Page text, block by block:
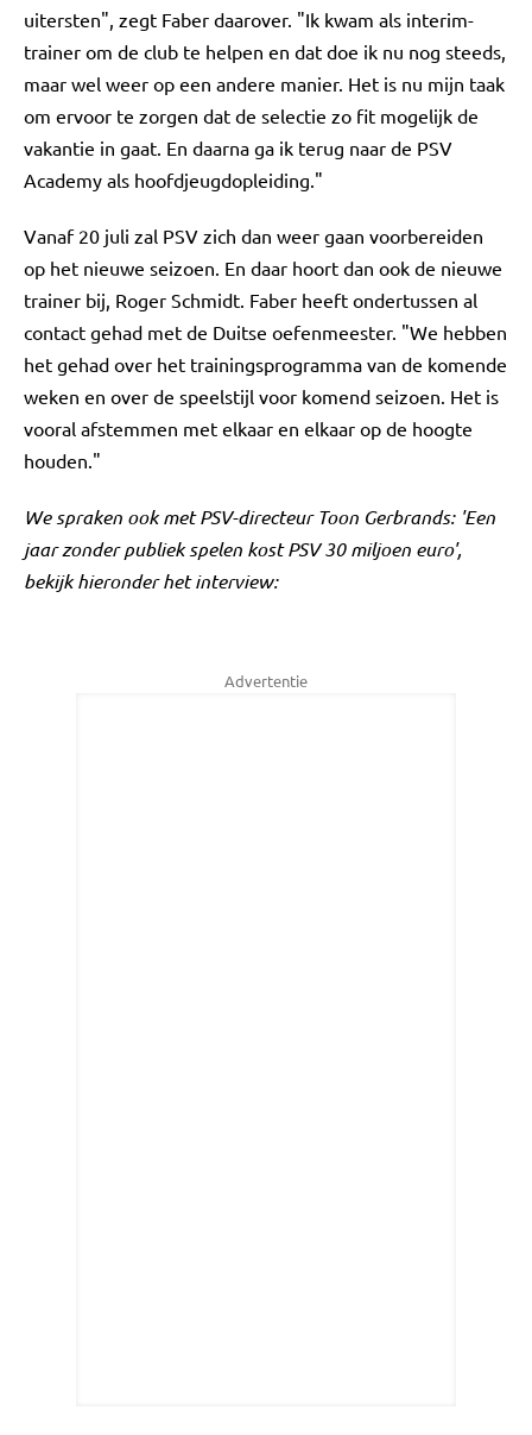
uitersten", zegt Faber daarover. "Ik kwam als interim-
trainer om de club te helpen en dat doe ik nu nog steeds,
maar wel weer op een andere manier. Het is nu mijn taak
om ervoor te zorgen dat de selectie zo fit mogelijk de
vakantie in gaat. En daarna ga ik terug naar de PSV
Academy als hoofdjeugdopleiding."
Vanaf 20 juli zal PSV zich dan weer gaan voorbereiden
op het nieuwe seizoen. En daar hoort dan ook de nieuwe
trainer bij, Roger Schmidt. Faber heeft ondertussen al
contact gehad met de Duitse oefenmeester. "We hebben
het gehad over het trainingsprogramma van de komende
weken en over de speelstijl voor komend seizoen. Het is
vooral afstemmen met elkaar en elkaar op de hoogte
houden."
We spraken ook met PSV-directeur Toon Gerbrands: 'Een
jaar zonder publiek spelen kost PSV 30 miljoen euro',
bekijk hieronder het interview:
Advertentie